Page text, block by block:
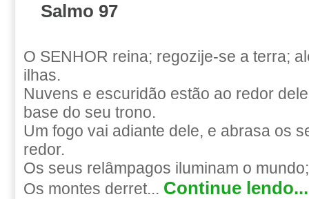
Salmo 97
O SENHOR reina; regozije-se a terra;
ilhas.
Nuvens e escuridão estão ao redor
base do seu trono.
Um fogo vai adiante dele, e abrasa os
redor.
Os seus relâmpagos iluminam o
Os montes derret... Continue lendo...